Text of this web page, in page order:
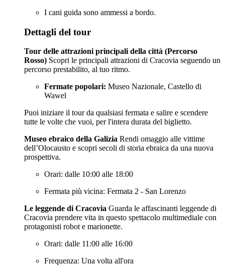
I cani guida sono ammessi a bordo.
Dettagli del tour
Tour delle attrazioni principali della città (Percorso
Rosso) Scopri le principali attrazioni di Cracovia seguendo un
percorso prestabilito, al tuo ritmo.
Fermate popolari: Museo Nazionale, Castello di
Wawel
Puoi iniziare il tour da qualsiasi fermata e salire e scendere
tutte le volte che vuoi, per l'intera durata del biglietto.
Museo ebraico della Galizia Rendi omaggio alle vittime
dell’Olocausto e scopri secoli di storia ebraica da una nuova
prospettiva.
Orari: dalle 10:00 alle 18:00
Fermata più vicina: Fermata 2 - San Lorenzo
Le leggende di Cracovia Guarda le affascinanti leggende di
Cracovia prendere vita in questo spettacolo multimediale con
protagonisti robot e marionette.
Orari: dalle 11:00 alle 16:00
Frequenza: Una volta all'ora